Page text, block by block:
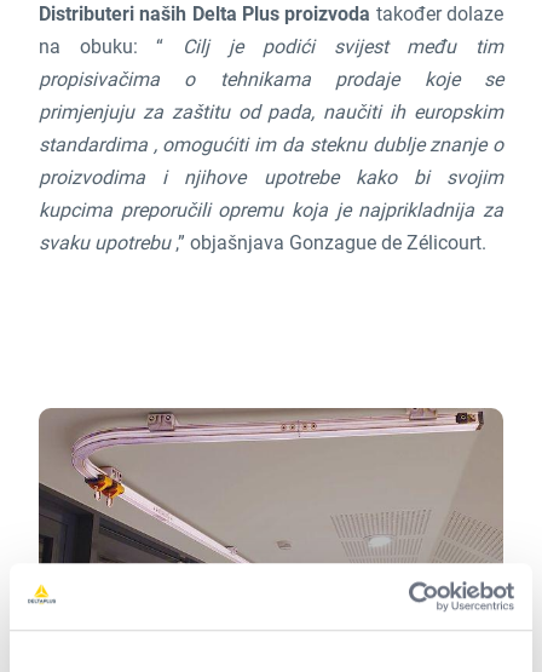
Distributeri naših Delta Plus proizvoda također dolaze
na obuku: “ Cilj je podići svijest među tim
propisivačima o tehnikama prodaje koje se
primjenjuju za zaštitu od pada, naučiti ih europskim
standardima , omogućiti im da steknu dublje znanje o
proizvodima i njihove upotrebe kako bi svojim
kupcima preporučili opremu koja je najprikladnija za
svaku upotrebu ,” objašnjava Gonzague de Zélicourt.